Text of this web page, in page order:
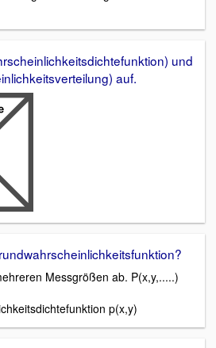
und
auf.
Messgrößen ab. P(x,y,.....)
p(x,y)